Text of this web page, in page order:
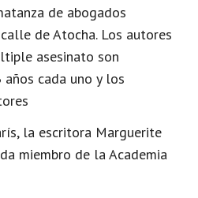
de abogados
de Atocha. Los autores
asesinato son
cada uno y los
la escritora Marguerite
miembro de la Academia